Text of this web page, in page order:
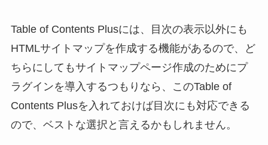
Table of Contents Plusには、目次の表示以外にも
HTMLサイトマップを作成する機能があるので、ど
ちらにしてもサイトマップページ作成のためにプ
ラグインを導入するつもりなら、このTable of
Contents Plusを入れておけば目次にも対応できる
ので、ベストな選択と言えるかもしれません。